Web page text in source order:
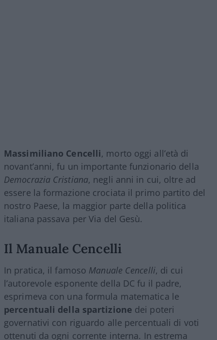
Massimiliano Cencelli, morto oggi all’età di
novant’anni, fu un importante funzionario della
Democrazia Cristiana, negli anni in cui, oltre ad
essere la formazione crociata il primo partito del
nostro Paese, la maggior parte della politica
italiana passava per Via del Gesù.
Il Manuale Cencelli
In pratica, il famoso Manuale Cencelli, di cui
l’autorevole esponente della DC fu il padre,
esprimeva con una formula matematica le
percentuali della spartizione dei poteri
governativi con riguardo alle percentuali di voti
ottenuti da ogni corrente interna. In estrema